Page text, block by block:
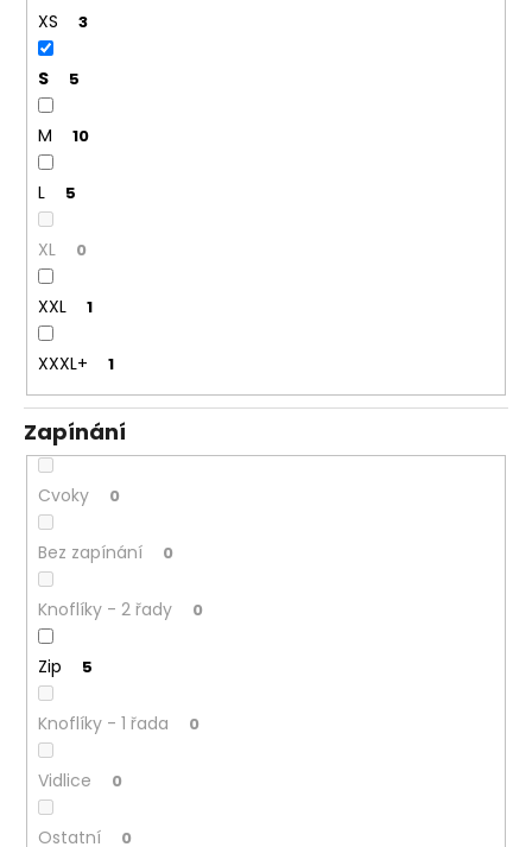
XS 3
S 5
M 10
L 5
XL 0
XXL 1
XXXL+ 1
Zapínání
Cvoky 0
Bez zapínání 0
Knoflíky - 2 řady 0
Zip 5
Knoflíky - 1 řada 0
Vidlice 0
Ostatní 0